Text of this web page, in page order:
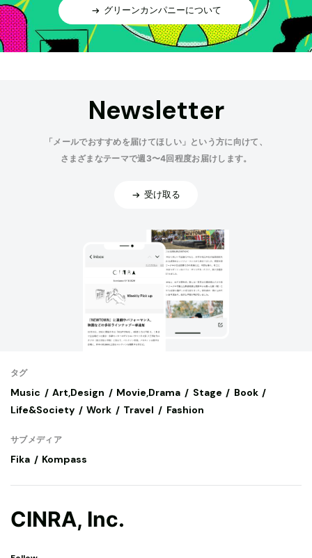
グリーンカンパニーについて
Newsletter
「メールでおすすめを届けてほしい」という方に向けて、
さまざまなテーマで週3〜4回程度お届けします。
受け取る
タグ
Music Art,Design Movie,Drama Stage
Book
Life&Society
Work Travel Fashion
サブメディア
Fika Kompass
CINRA, Inc.